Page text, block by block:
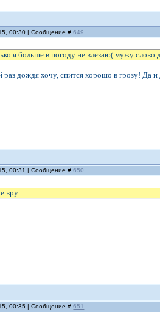
00:30 | Сообщение #649
я больше в погоду не влезаю( мужу слово
дождя хочу, спится хорошо в грозу! Да
00:31 | Сообщение #650
вру...
00:35 | Сообщение #651